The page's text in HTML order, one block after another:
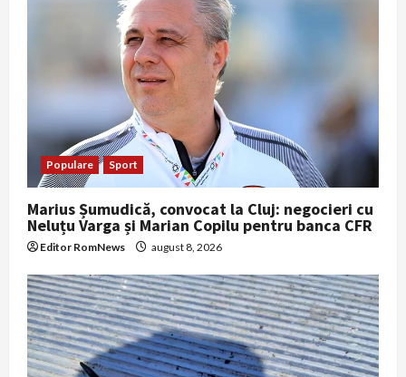
Populare Sport
Marius Șumudică, convocat la Cluj: negocieri cu
Neluțu Varga și Marian Copilu pentru banca CFR
Editor RomNews august 8, 2026